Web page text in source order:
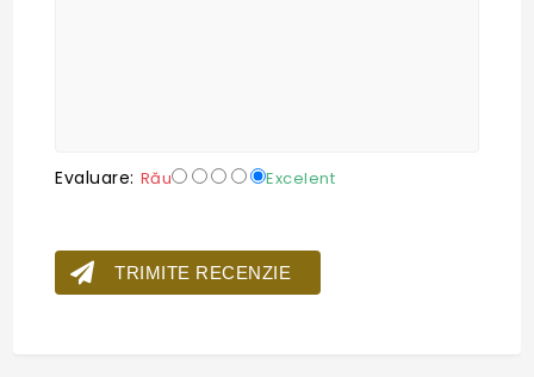
Evaluare: Rău Excelent
TRIMITE RECENZIE